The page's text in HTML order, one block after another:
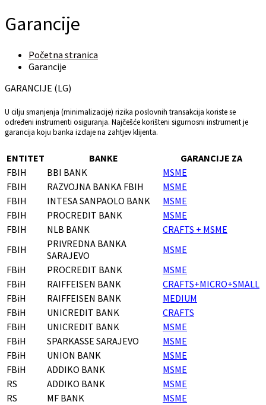
Garancije
Početna stranica
Garancije
GARANCIJE (LG)
U cilju smanjenja (minimalizacije) rizika poslovnih transakcija koriste se
određeni instrumenti osiguranja. Najčešće korišteni sigurnosni instrument je
garancija koju banka izdaje na zahtjev klijenta.
ENTITET BANKE
GARANCIJE ZA
FBIH
BBI BANK
MSME
FBIH
RAZVOJNA BANKA FBIH
MSME
FBIH
INTESA SANPAOLO BANK
MSME
FBIH
PROCREDIT BANK
MSME
FBIH
NLB BANK
CRAFTS + MSME
FBIH
PRIVREDNA BANKA
SARAJEVO
MSME
FBiH
PROCREDIT BANK
MSME
FBiH
RAIFFEISEN BANK
CRAFTS+MICRO+SMALL
FBiH
RAIFFEISEN BANK
MEDIUM
FBiH
UNICREDIT BANK
CRAFTS
FBiH
UNICREDIT BANK
MSME
FBiH
SPARKASSE SARAJEVO
MSME
FBiH
UNION BANK
MSME
FBiH
ADDIKO BANK
MSME
RS
ADDIKO BANK
MSME
RS
MF BANK
MSME